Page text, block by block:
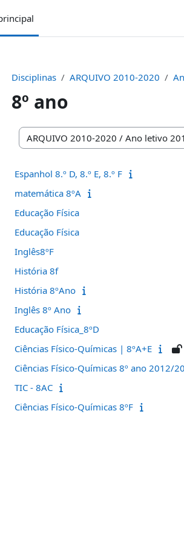
Disciplinas ARQUIVO 2010-2020
8º ano
Categorias de disciplinas
Espanhol 8.º D, 8.º E, 8.º F
matemática 8ºA
Educação Física
Educação Física
Inglês8ºF
História 8f
História 8ºAno
Inglês 8º Ano
Educação Física_8ºD
Ciências Físico-Químicas | 8ºA+E
Ciências Físico-Químicas 8º ano 2012/
TIC - 8AC
Ciências Físico-Químicas 8ºF